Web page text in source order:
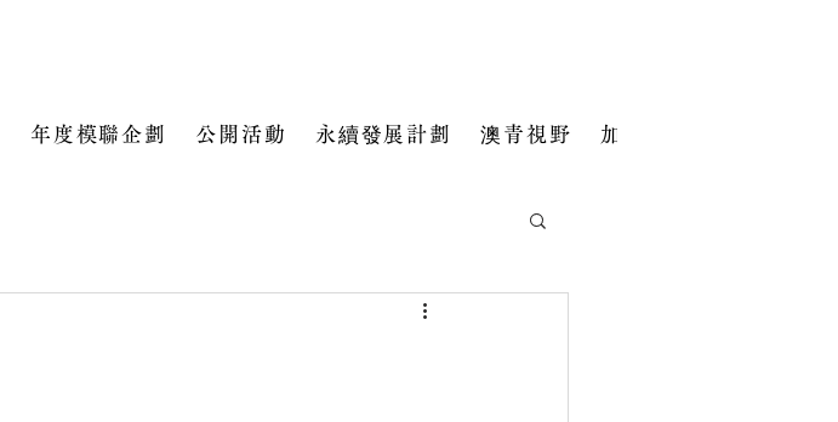
年度模聯企劃 公開活動 永續發展計劃 澳青視野 加入我們